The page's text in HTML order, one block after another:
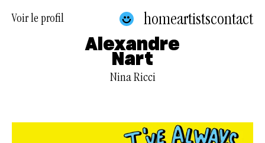
Voir le profil homeartistscontact
Alexandre
Nart
Nina Ricci